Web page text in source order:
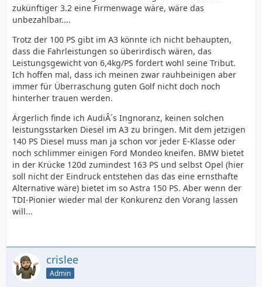
zukünftiger 3.2 eine Firmenwage wäre, wäre das
unbezahlbar....
Trotz der 100 PS gibt im A3 könnte ich nicht behaupten,
dass die Fahrleistungen so überirdisch wären, das
Leistungsgewicht von 6,4kg/PS fordert wohl seine Tribut.
Ich hoffen mal, dass ich meinen zwar rauhbeinigen aber
immer für Überraschung guten Golf nicht doch noch
hinterher trauen werden.
Ärgerlich finde ich AudiÂ´s Ingnoranz, keinen solchen
leistungsstarken Diesel im A3 zu bringen. Mit dem jetzigen
140 PS Diesel muss man ja schon vor jeder E-Klasse oder
noch schlimmer einigen Ford Mondeo kneifen. BMW bietet
in der Krücke 120d zumindest 163 PS und selbst Opel (hier
soll nicht der Eindruck entstehen das das eine ernsthafte
Alternative wäre) bietet im so Astra 150 PS. Aber wenn der
TDI-Pionier wieder mal der Konkurenz den Vorang lassen
will...
crislee
Admin